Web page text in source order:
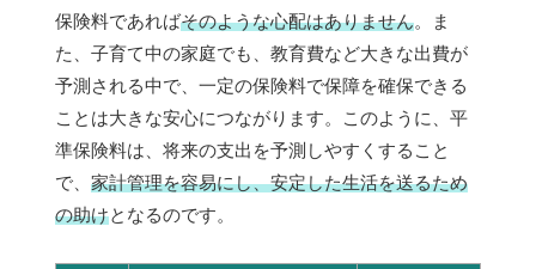
保険料であればそのような心配はありません。ま
た、子育て中の家庭でも、教育費など大きな出費が
予測される中で、一定の保険料で保障を確保できる
ことは大きな安心につながります。このように、平
準保険料は、将来の支出を予測しやすくすること
で、 家計管理を容易にし、安定した生活を送るため
の助けとなるのです。